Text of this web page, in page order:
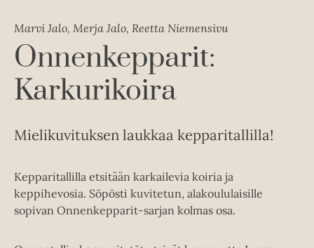
Marvi Jalo, Merja Jalo, Reetta Niemensivu
Onnenkepparit:
Karkurikoira
Mielikuvituksen laukkaa kepparitallilla!
Kepparitallilla etsitään karkailevia koiria ja
keppihevosia. Söpösti kuvitetun, alakoululaisille
sopivan Onnenkepparit-sarjan kolmas osa.